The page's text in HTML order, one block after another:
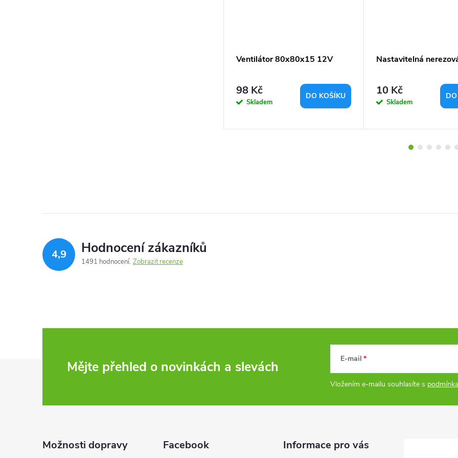
Ventilátor 80x80x15 12V
98 Kč
Skladem
DO KOŠÍKU
Nastavitelná
10 Kč
Skladem
4,9 Hodnocení zákazníků
1491 hodnocení Zobrazit recenze
Mějte přehled o novinkách a slevách E-mail
Vložením e-mailu souhlasíte s
Možnosti dopravy Facebook Informace pro vás